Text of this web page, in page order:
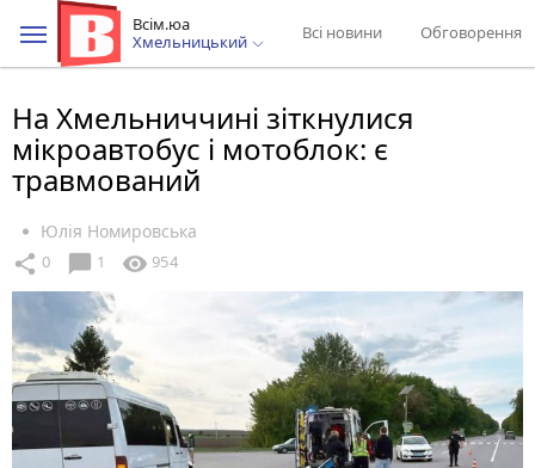
Всім.юа
Хмельницький
Всі новини Обговорення
На Хмельниччині зіткнулися
мікроавтобус і мотоблок: є
травмований
Юлія Номировська
share 0 chat_bubble 1 visibility 954